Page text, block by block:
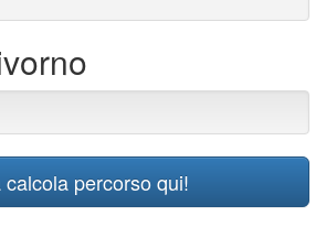
calcola percorso qui!